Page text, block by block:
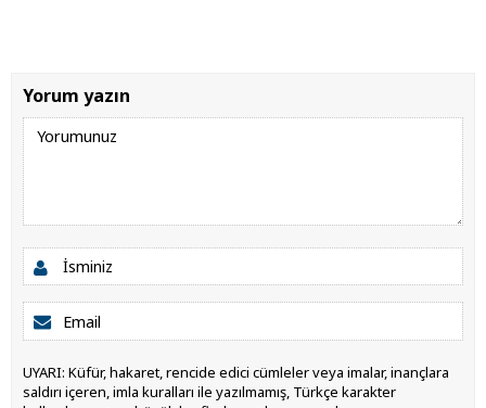
Yorum yazın
UYARI: Küfür, hakaret, rencide edici cümleler veya imalar, inançlara
saldırı içeren, imla kuralları ile yazılmamış, Türkçe karakter